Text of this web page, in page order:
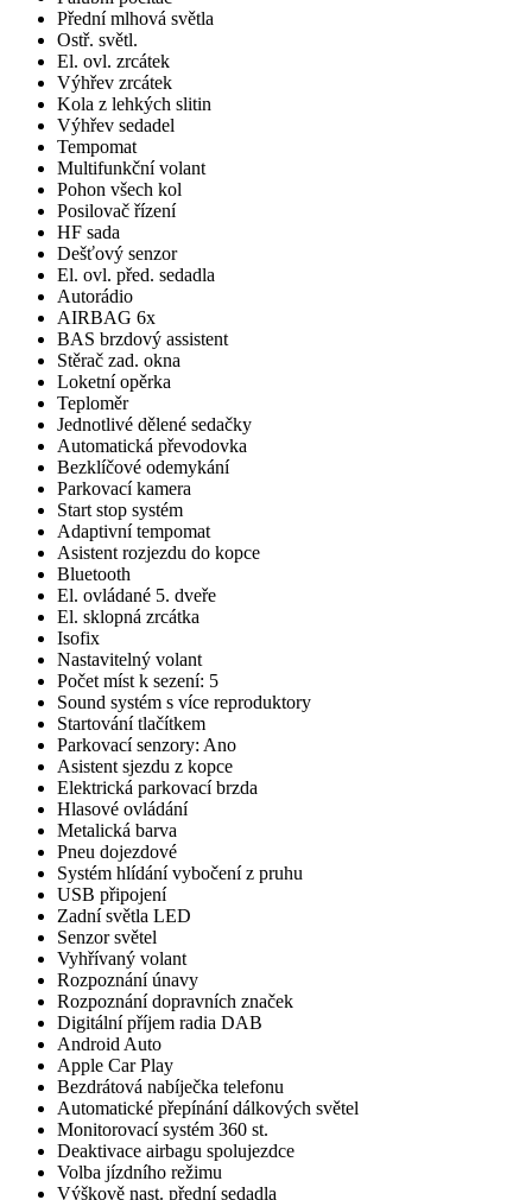
Přední mlhová světla
Ostř. světl.
El. ovl. zrcátek
Výhřev zrcátek
Kola z lehkých slitin
Výhřev sedadel
Tempomat
Multifunkční volant
Pohon všech kol
Posilovač řízení
HF sada
Dešťový senzor
El. ovl. před. sedadla
Autorádio
AIRBAG 6x
BAS brzdový assistent
Stěrač zad. okna
Loketní opěrka
Teploměr
Jednotlivé dělené sedačky
Automatická převodovka
Bezklíčové odemykání
Parkovací kamera
Start stop systém
Adaptivní tempomat
Asistent rozjezdu do kopce
Bluetooth
El. ovládané 5. dveře
El. sklopná zrcátka
Isofix
Nastavitelný volant
Počet míst k sezení: 5
Sound systém s více reproduktory
Startování tlačítkem
Parkovací senzory: Ano
Asistent sjezdu z kopce
Elektrická parkovací brzda
Hlasové ovládání
Metalická barva
Pneu dojezdové
Systém hlídání vybočení z pruhu
USB připojení
Zadní světla LED
Senzor světel
Vyhřívaný volant
Rozpoznání únavy
Rozpoznání dopravních značek
Digitální příjem radia DAB
Android Auto
Apple Car Play
Bezdrátová nabíječka telefonu
Automatické přepínání dálkových světel
Monitorovací systém 360 st.
Deaktivace airbagu spolujezdce
Volba jízdního režimu
Výškově nast. přední sedadla